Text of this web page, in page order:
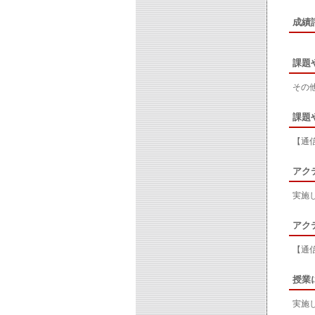
成績
課題
その
課題
【
アク
実施
アク
【
授業
実施